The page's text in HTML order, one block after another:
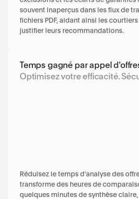
souvent inaperçus dans les flux de
fichiers PDF, aidant ainsi les
justifier leurs recommandations.
Temps gagné par appel
Optimisez votre efficacité.
Réduisez le temps d'analyse des
transforme des heures de
quelques minutes de synthèse